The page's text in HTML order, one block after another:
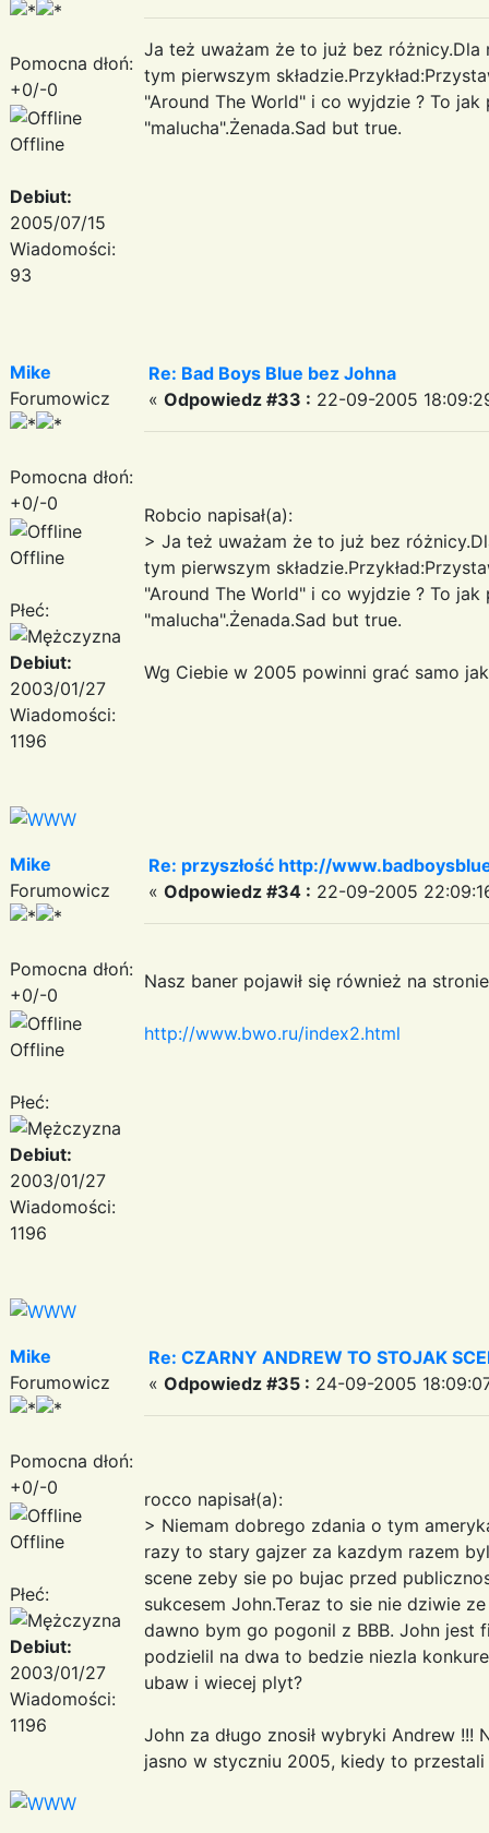
Pomocna dłoń:
+0/-0
Offline
Debiut:
2005/07/15
Wiadomości:
93
Ja też uważam że to już bez
tym pierwszym
"Around The World" i co wyjdzie ? To
"malucha".Żenada.Sad but true.
Mike
Forumowicz
Pomocna dłoń:
+0/-0
Offline
Płeć:
Debiut:
2003/01/27
Wiadomości:
1196
Re: Bad Boys Blue bez Johna
« Odpowiedz #33 : 22-09-2005
Robcio napisał(a):
> Ja też uważam że to już bez
tym pierwszym
"Around The World" i co wyjdzie ? To
"malucha".Żenada.Sad but true.
Wg Ciebie w 2005 powinni grać samo
Mike
Forumowicz
Pomocna dłoń:
+0/-0
Offline
Płeć:
Debiut:
2003/01/27
Wiadomości:
1196
Re: przyszłość http://
« Odpowiedz #34 : 22-09-2005
Nasz baner pojawił się również na
http://www.bwo.ru/index2.html
Mike
Forumowicz
Pomocna dłoń:
+0/-0
Offline
Płeć:
Debiut:
2003/01/27
Wiadomości:
1196
Re: CZARNY ANDREW TO STOJAK
« Odpowiedz #35 : 24-09-2005
rocco napisał(a):
> Niemam dobrego zdania o tym
razy to stary gajzer za kazdym razem
scene zeby sie po bujac przed
sukcesem John.Teraz to sie nie dziwie
dawno bym go pogonil z BBB. John jest
podzielil na dwa to bedzie niezla
ubaw i wiecej plyt?
John za długo znosił wybryki Andrew !!!
jasno w styczniu 2005, kiedy to